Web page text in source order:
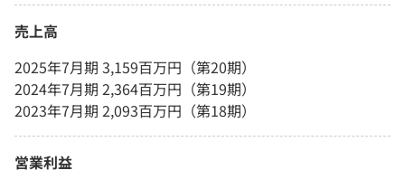
売上高
2025年7月期 3,159百万円（第20期）
2024年7月期 2,364百万円（第19期）
2023年7月期 2,093百万円（第18期）
営業利益